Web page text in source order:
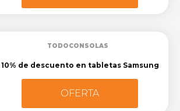
TODOCONSOLAS
10% de descuento en tabletas Samsung
OFERTA